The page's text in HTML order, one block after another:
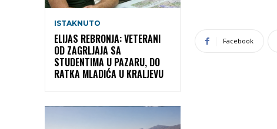
ISTAKNUTO
ELIJAS REBRONJA: VETERANI
OD ZAGRLJAJA SA
STUDENTIMA U PAZARU, DO
RATKA MLADIĆA U KRALJEVU
Facebook